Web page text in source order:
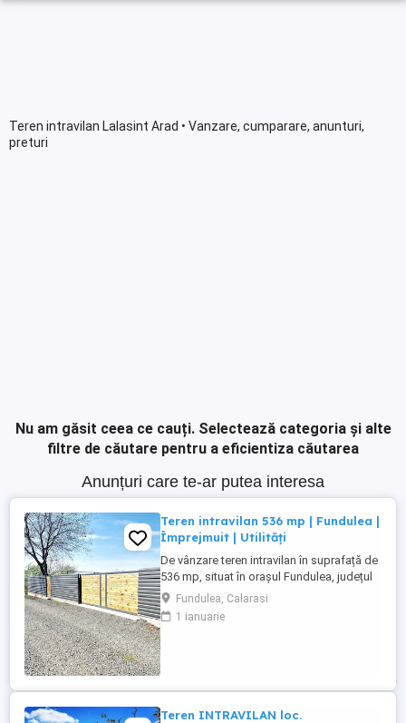
Teren intravilan Lalasint Arad • Vanzare, cumparare, anunturi,
preturi
Nu am găsit ceea ce cauți. Selectează categoria și alte
filtre de căutare pentru a eficientiza căutarea
Anunțuri care te-ar putea interesa
Teren intravilan 536 mp | Fundulea |
Împrejmuit | Utilități
De vânzare teren intravilan în suprafață de
536 mp, situat în orașul Fundulea, județul
Călărași, într-o zonă rezidențială bine
poziționată, în apropierea DN3, cu acces
rapid către București prin Autostrada A2 și
Fundulea, Calarasi
1 ianuarie
Teren INTRAVILAN loc.